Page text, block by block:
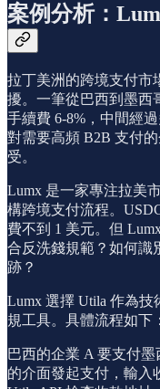
案例分析：
拉丁美洲的跨境支付市
擾。一筆從巴西到墨西
手續費 6-8%，中間經
對需要高頻 B2B 支付
受。
Lumx 是一家專注拉美
構跨境支付流程。
費不到 1 美元。但
合反洗錢規範？如何識
跡？
Lumx 選擇 Utila 作為技
規工具。具體流程如下：
巴西的企業 A 要支付
的介面發起支付，輸入